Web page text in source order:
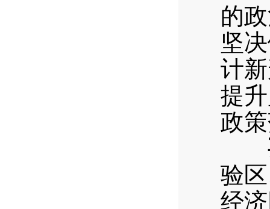
的
坚
计
提
政
验
经